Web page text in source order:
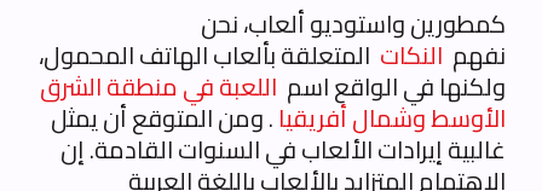
كمطورين واستوديو ألعاب، نحن
نفهم النكات المتعلقة بألعاب الهاتف المحمول،
ولكنها في الواقع اسم اللعبة في منطقة الشرق
الأوسط وشمال أفريقيا. ومن المتوقع أن يمثل
غالبية إيرادات الألعاب في السنوات القادمة. إن
الاهتمام المتزايد بالألعاب باللغة العربية